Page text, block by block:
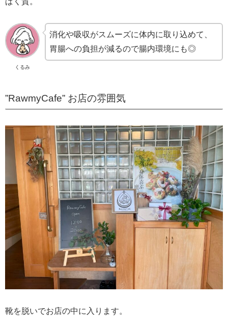
くるみ
消化や吸収がスムーズに体内に取り込めて、
胃腸への負担が減るので腸内環境にも◎
”RawmyCafe” お店の雰囲気
靴を脱いでお店の中に入ります。